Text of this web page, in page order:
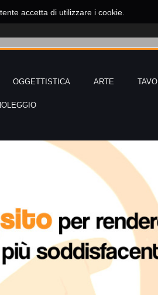
OGGETTISTICA ARTE
accetta di utilizzare i cookie.